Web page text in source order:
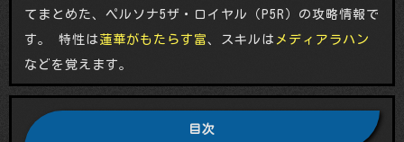
てまとめた、ペルソナ5ザ・ロイヤル（P5R）の攻略情報で
す。 特性は 蓮華がもたらす富、スキルは メディアラハン
などを覚えます。